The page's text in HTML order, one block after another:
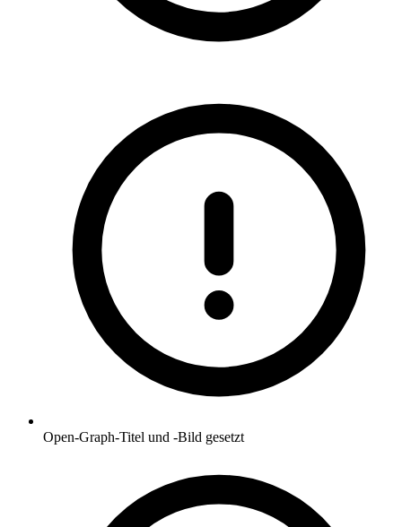
Open-Graph-Titel und -Bild gesetzt